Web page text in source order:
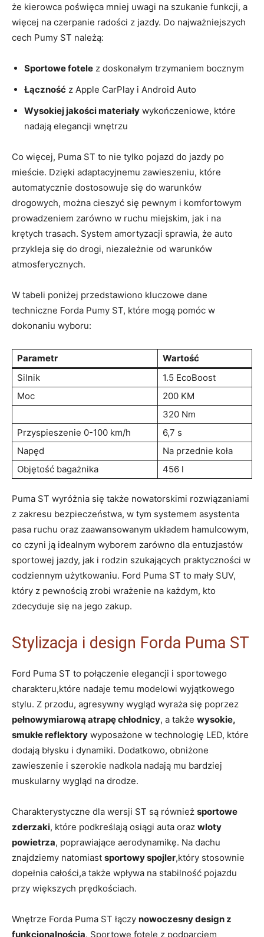
że kierowca poświęca mniej uwagi na szukanie funkcji, a
więcej na czerpanie radości z jazdy. Do najważniejszych
cech Pumy ST należą:
Sportowe fotele z doskonałym trzymaniem bocznym
Łączność z Apple CarPlay i Android Auto
Wysokiej jakości materiały wykończeniowe, które
nadają elegancji wnętrzu
Co więcej, Puma ST to nie tylko pojazd do jazdy po
mieście. Dzięki adaptacyjnemu zawieszeniu, które
automatycznie dostosowuje się do warunków
drogowych, można cieszyć się pewnym i komfortowym
prowadzeniem zarówno w ruchu miejskim, jak i na
krętych trasach. System amortyzacji sprawia, że auto
przykleja się do drogi, niezależnie od warunków
atmosferycznych.
W tabeli poniżej przedstawiono kluczowe dane
techniczne Forda Pumy ST, które mogą pomóc w
dokonaniu wyboru:
Parametr
Wartość
Silnik
1.5 EcoBoost
Moc
200 KM
320 Nm
Przyspieszenie 0-100 km/h
6,7 s
Napęd
Na przednie koła
Objętość bagażnika
456 l
Puma ST wyróżnia się także nowatorskimi rozwiązaniami
z zakresu bezpieczeństwa, w tym systemem asystenta
pasa ruchu oraz zaawansowanym układem hamulcowym,
co czyni ją idealnym wyborem zarówno dla entuzjastów
sportowej jazdy, jak i rodzin szukających praktyczności w
codziennym użytkowaniu. Ford Puma ST to mały SUV,
który z pewnością zrobi wrażenie na każdym, kto
zdecyduje się na jego zakup.
Stylizacja i design Forda Puma ST
Ford Puma ST to połączenie elegancji i sportowego
charakteru,które nadaje temu modelowi wyjątkowego
stylu. Z przodu, agresywny wygląd wyraża się poprzez
pełnowymiarową atrapę chłodnicy, a także wysokie,
smukłe reflektory wyposażone w technologię LED, które
dodają błysku i dynamiki. Dodatkowo, obniżone
zawieszenie i szerokie nadkola nadają mu bardziej
muskularny wygląd na drodze.
Charakterystyczne dla wersji ST są również sportowe
zderzaki, które podkreślają osiągi auta oraz wloty
powietrza, poprawiające aerodynamikę. Na dachu
znajdziemy natomiast sportowy spojler,który stosownie
dopełnia całości,a także wpływa na stabilność pojazdu
przy większych prędkościach.
Wnętrze Forda Puma ST łączy nowoczesny design z
funkcjonalnością. Sportowe fotele z podparciem